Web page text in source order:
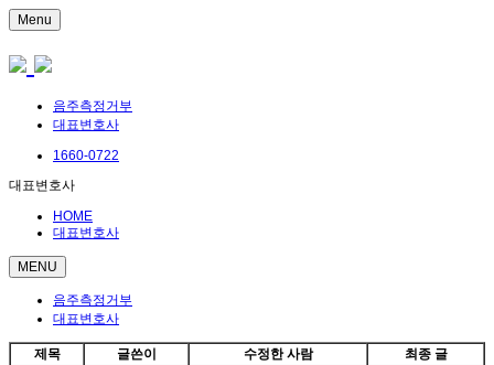
Menu
음주측정거부
대표변호사
1660-0722
대표변호사
HOME
대표변호사
MENU
음주측정거부
대표변호사
제목 글쓴이 수정한 사람
최종 글